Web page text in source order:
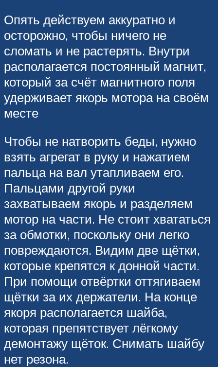
Опять действуем аккуратно и
осторожно, чтобы ничего не
сломать и не растерять. Внутри
располагается постоянный магнит,
который за счёт магнитного поля
удерживает якорь мотора на своём
месте
Чтобы не натворить беды, нужно
взять агрегат в руку и нажатием
пальца на вал утапливаем его.
Пальцами другой руки
захватываем якорь и разделяем
мотор на части. Не стоит хвататься
за обмотки, поскольку они легко
повреждаются. Видим две щётки,
которые крепятся к донной части.
При помощи отвёртки оттягиваем
щётки за их держатели. На конце
якоря располагается шайба,
которая препятствует лёгкому
демонтажу щёток. Снимать шайбу
нет резона.